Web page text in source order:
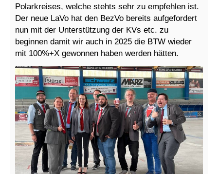
Polarkreises, welche stehts sehr zu empfehlen ist.
Der neue LaVo hat den BezVo bereits aufgefordert
nun mit der Unterstützung der KVs etc. zu
beginnen damit wir auch in 2025 die BTW wieder
mit 100%+X gewonnen haben werden hätten.